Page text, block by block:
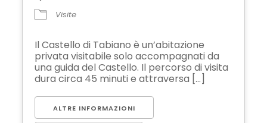
Visite
Il Castello di Tabiano è un’abitazione
privata visitabile solo accompagnati da
una guida del Castello. Il percorso di visita
dura circa 45 minuti e attraversa [...]
ALTRE INFORMAZIONI